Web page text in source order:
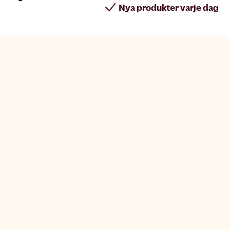
Nya produkter varje dag